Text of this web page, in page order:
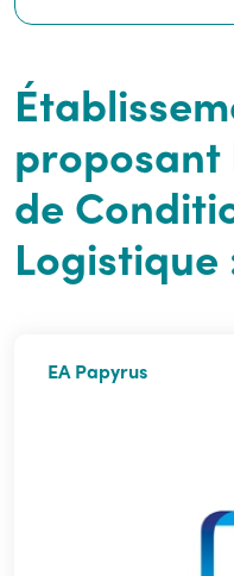
proposant
de
Logistique
EA Papyrus